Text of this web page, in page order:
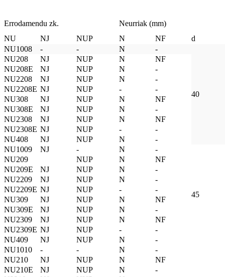
Errodamendu zk.
Neurriak (mm)
NU
NJ NUP N NF
d
NU1008
- - N -
40
NU208 NJ NUP N
NF
NU208E
NJ NUP N
-
NU2208
NJ NUP N
-
NU2208E NJ NUP -
-
NU308
NJ NUP N
NF
NU308E
NJ NUP N
-
NU2308
NJ NUP N
NF
NU2308E NJ NUP -
-
NU408
NJ NUP N
-
NU1009
NJ - N -
45
NU209 NUP N
NF
NU209E
NJ NUP N
-
NU2209
NJ NUP N
-
NU2209E NJ NUP -
-
NU309
NJ NUP N
NF
NU309E
NJ NUP N
-
NU2309
NJ NUP N
NF
NU2309E NJ NUP -
-
NU409
NJ NUP N
-
NU1010
- - N -
NU210 NJ NUP N
NF
NU210E
NJ NUP N
-